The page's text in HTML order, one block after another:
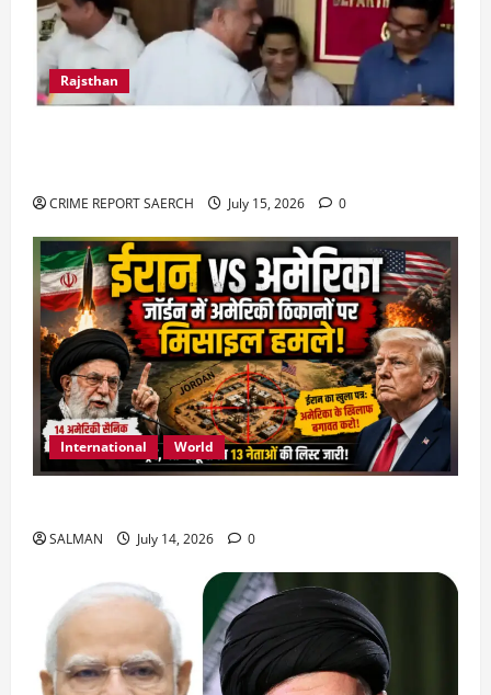
Rajsthan
CRIME REPORT SAERCH July 15, 2026 0
International World
SALMAN July 14, 2026 0